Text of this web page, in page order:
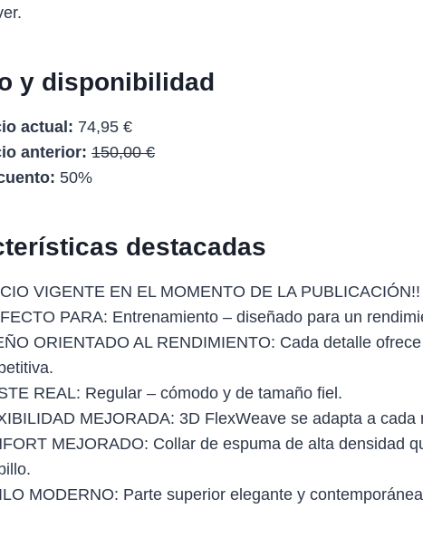
y disponibilidad
actual: 74,95 €
anterior: 150,00 €
50%
destacadas
VIGENTE EN EL MOMENTO DE LA PUBLICACIÓN!!
PARA: Entrenamiento – diseñado para un
ORIENTADO AL RENDIMIENTO: Cada detalle
REAL: Regular – cómodo y de tamaño fiel.
MEJORADA: 3D FlexWeave se adapta a cada
MEJORADO: Collar de espuma de alta densidad
MODERNO: Parte superior elegante y